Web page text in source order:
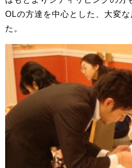
OLの方達を中心とした、大変
た。